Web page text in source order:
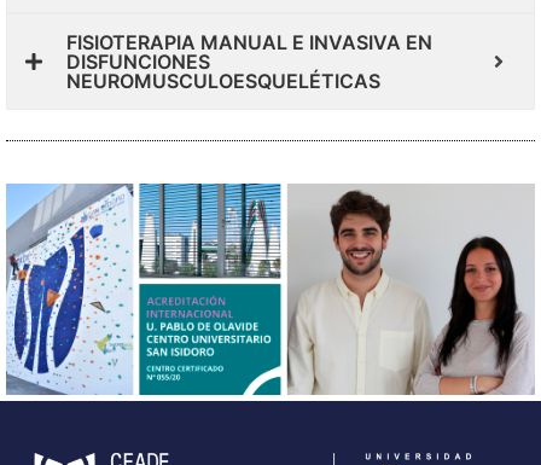
FISIOTERAPIA MANUAL E INVASIVA EN
DISFUNCIONES
NEUROMUSCULOESQUELÉTICAS